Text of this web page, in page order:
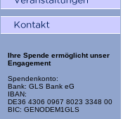
Ihre Spende ermöglicht unser
Engagement
Spendenkonto:
Bank: GLS Bank eG
IBAN:
DE36 4306 0967 8023 3348 00
BIC: GENODEM1GLS